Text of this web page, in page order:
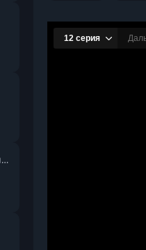
Рыцарь-скелет вступает в параллельный мир 2 сезон